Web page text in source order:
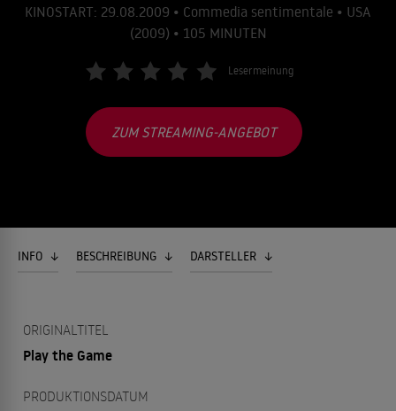
KINOSTART: 29.08.2009 • Commedia sentimentale • USA
(2009) • 105 MINUTEN
Lesermeinung
ZUM STREAMING-ANGEBOT
INFO BESCHREIBUNG DARSTELLER
ORIGINALTITEL
Play the Game
PRODUKTIONSDATUM